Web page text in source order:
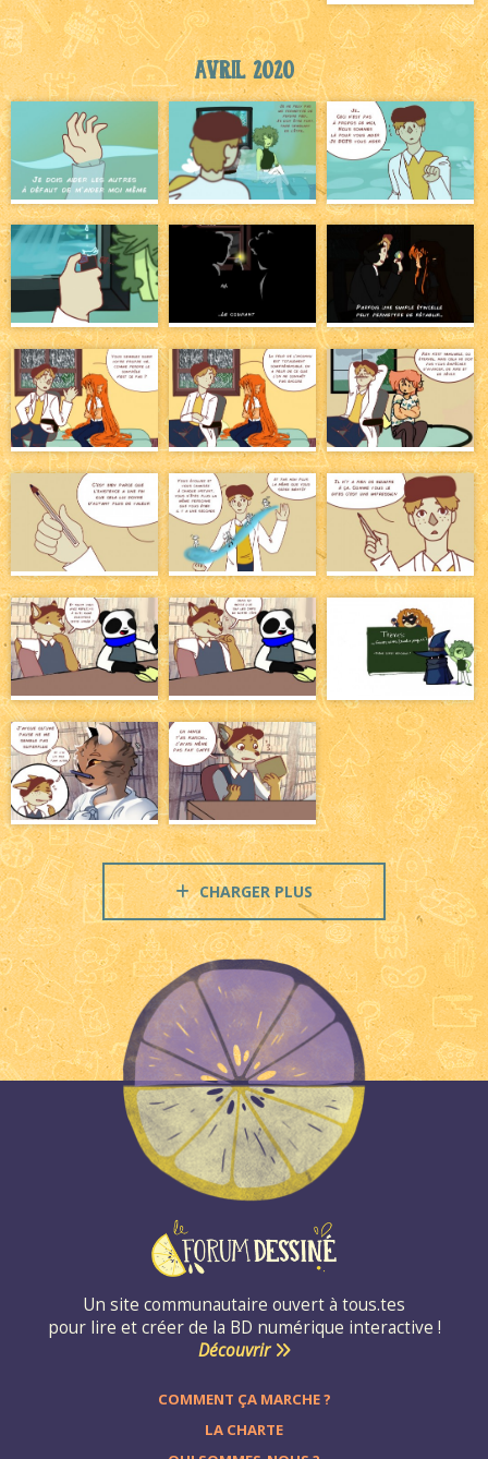
Avril 2020
CHARGER PLUS
Un site communautaire ouvert à tous.tes
pour lire et créer de la BD numérique interactive !
Découvrir
COMMENT ÇA MARCHE ?
LA CHARTE